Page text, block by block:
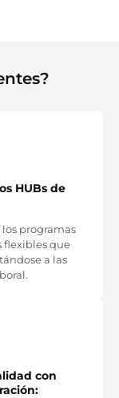
HUBs de
programas
flexibles que
a las
con